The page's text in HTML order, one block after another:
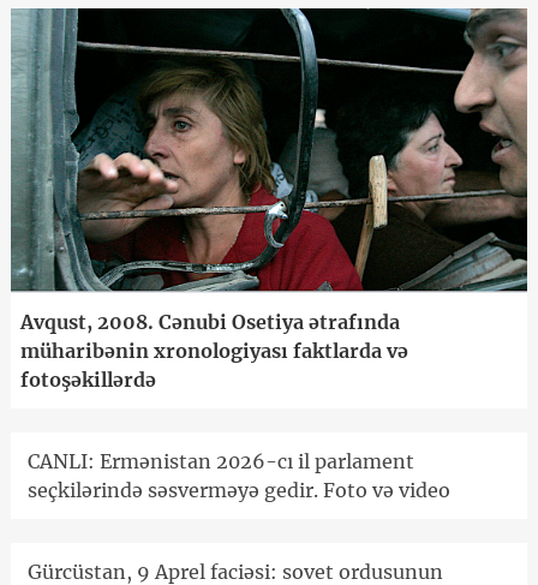
Avqust, 2008. Cənubi Osetiya ətrafında
müharibənin xronologiyası faktlarda və
fotoşəkillərdə
CANLI: Ermənistan 2026-cı il parlament
seçkilərində səsverməyə gedir. Foto və video
Gürcüstan, 9 Aprel faciəsi: sovet ordusunun